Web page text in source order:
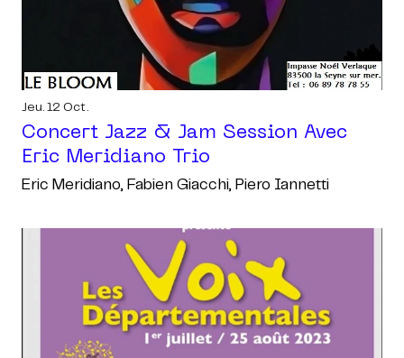
Jeu. 12 Oct.
Concert Jazz & Jam Session Avec
Eric Meridiano Trio
Eric Meridiano, Fabien Giacchi, Piero Iannetti